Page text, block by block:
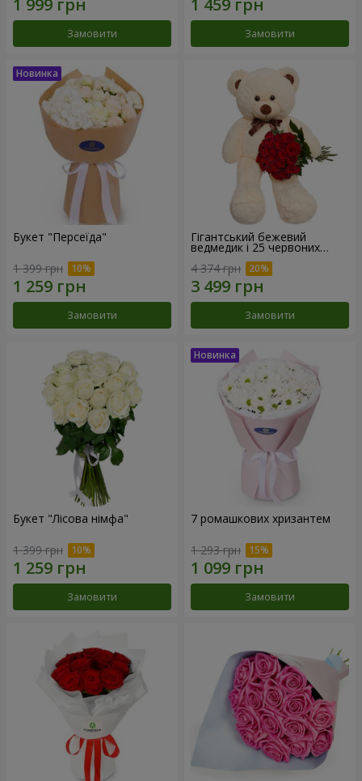
Замовити Замовити
Букет "Персеїда"
1 399 грн
Замовити
Гігантський бежевий
ведмедик і 25 червоних
троянд
4 374 грн
Замовити
Букет "Лісова німфа"
1 399 грн
Замовити
7 ромашкових хризантем
1 293 грн
Замовити